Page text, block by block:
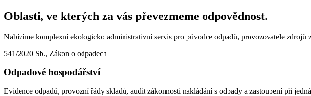
Oblasti, ve kterých za vás převezmeme odpovědnost.
Nabízíme komplexní ekologicko-administrativní servis pro původce odpadů, provozovatele
541/2020 Sb., Zákon o odpadech
Odpadové hospodářství
Evidence odpadů, provozní řády skladů, audit zákonnosti nakládání s odpady a zastoupení při